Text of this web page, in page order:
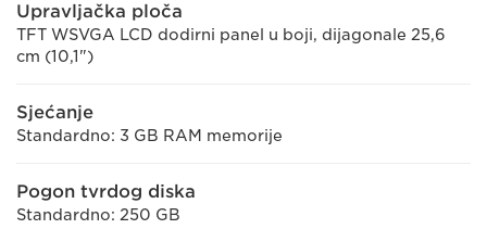
Upravljačka ploča
TFT WSVGA LCD dodirni panel u boji, dijagonale 25,6
cm (10,1")
Sjećanje
Standardno: 3 GB RAM memorije
Pogon tvrdog diska
Standardno: 250 GB